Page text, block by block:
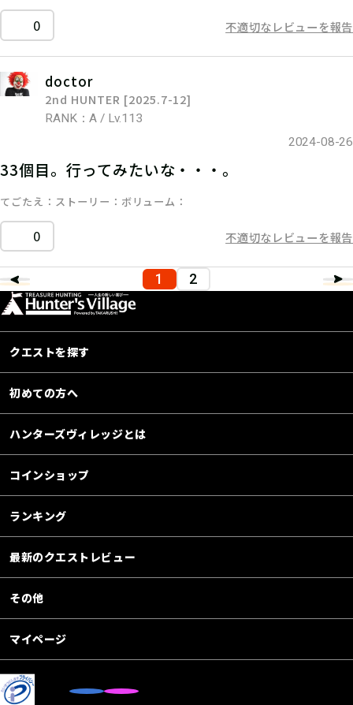
0 不適切なレビューを報告
doctor
2nd HUNTER [2025.7-12]
RANK：A / Lv.113
2024-08-26
33個目。行ってみたいな・・・。
てごたえ ストーリー ボリューム
0 不適切なレビューを報告
1 2
クエストを探す
初めての方へ
ハンターズヴィレッジとは
コインショップ
ランキング
最新のクエストレビュー
その他
マイページ